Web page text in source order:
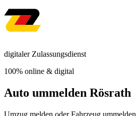
digitaler Zulassungsdienst
100% online & digital
Auto ummelden Rösrath
Umzug melden oder Fahrzeug ummelden